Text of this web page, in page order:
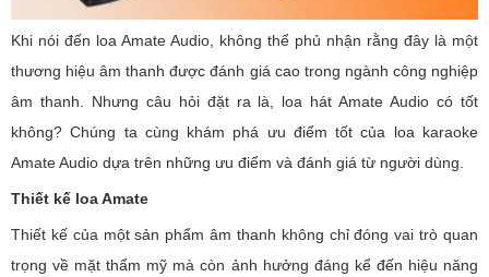
Khi nói đến loa Amate Audio, không thể phủ nhận rằng đây là một
thương hiệu âm thanh được đánh giá cao trong ngành công nghiệp
âm thanh. Nhưng câu hỏi đặt ra là, loa hát Amate Audio có tốt
không? Chúng ta cùng khám phá ưu điểm tốt của loa karaoke
Amate Audio dựa trên những ưu điểm và đánh giá từ người dùng.
Thiết kế loa Amate
Thiết kế của một sản phẩm âm thanh không chỉ đóng vai trò quan
trọng về mặt thẩm mỹ mà còn ảnh hưởng đáng kể đến hiệu năng